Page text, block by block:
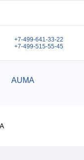
+7-499-641-33-22
+7-499-515-55-45
AUMA